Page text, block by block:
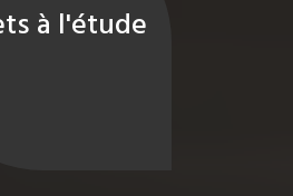
à l'étude